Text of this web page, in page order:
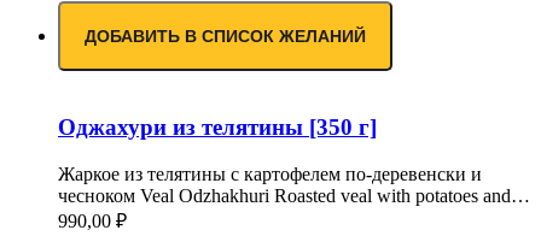
ДОБАВИТЬ В СПИСОК ЖЕЛАНИЙ
Оджахури из телятины [350 г]
Жаркое из телятины с картофелем по-деревенски и
чесноком Veal Odzhakhuri Roasted veal with potatoes and…
990,00 ₽